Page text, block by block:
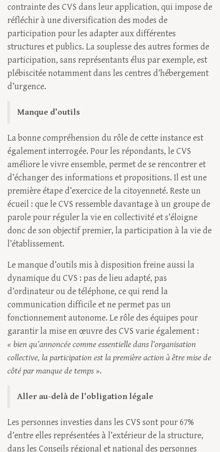
contrainte des CVS dans leur application, qui impose de
réfléchir à une diversification des modes de
participation pour les adapter aux différentes
structures et publics. La souplesse des autres formes de
participation, sans représentants élus par exemple, est
plébiscitée notamment dans les centres d’hébergement
d’urgence.
Manque d’outils
La bonne compréhension du rôle de cette instance est
également interrogée. Pour les répondants, le CVS
améliore le vivre ensemble, permet de se rencontrer et
d’échanger des informations et propositions. Il est une
première étape d’exercice de la citoyenneté. Reste un
écueil : que le CVS ressemble davantage à un groupe de
parole pour réguler la vie en collectivité et s’éloigne
donc de son objectif premier, la participation à la vie de
l’établissement.
Le manque d’outils mis à disposition freine aussi la
dynamique du CVS : pas de lieu adapté, pas
d’ordinateur ou de téléphone, ce qui rend la
communication difficile et ne permet pas un
fonctionnement autonome. Le rôle des équipes pour
garantir la mise en œuvre des CVS varie également :
« bien qu’annoncée comme essentielle dans l’organisation
collective, la participation est la première action à être mise de
côté par manque de temps ».
Aller au-delà de l’obligation légale
Les personnes investies dans les CVS sont pour 67%
d’entre elles représentées à l’extérieur de la structure,
dans les Conseils régional et national des personnes